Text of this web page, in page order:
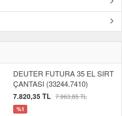
DEUTER FUTURA 35 EL SIRT
ÇANTASI (33244.7410)
7.820,35 TL 7.963,85 TL
%1